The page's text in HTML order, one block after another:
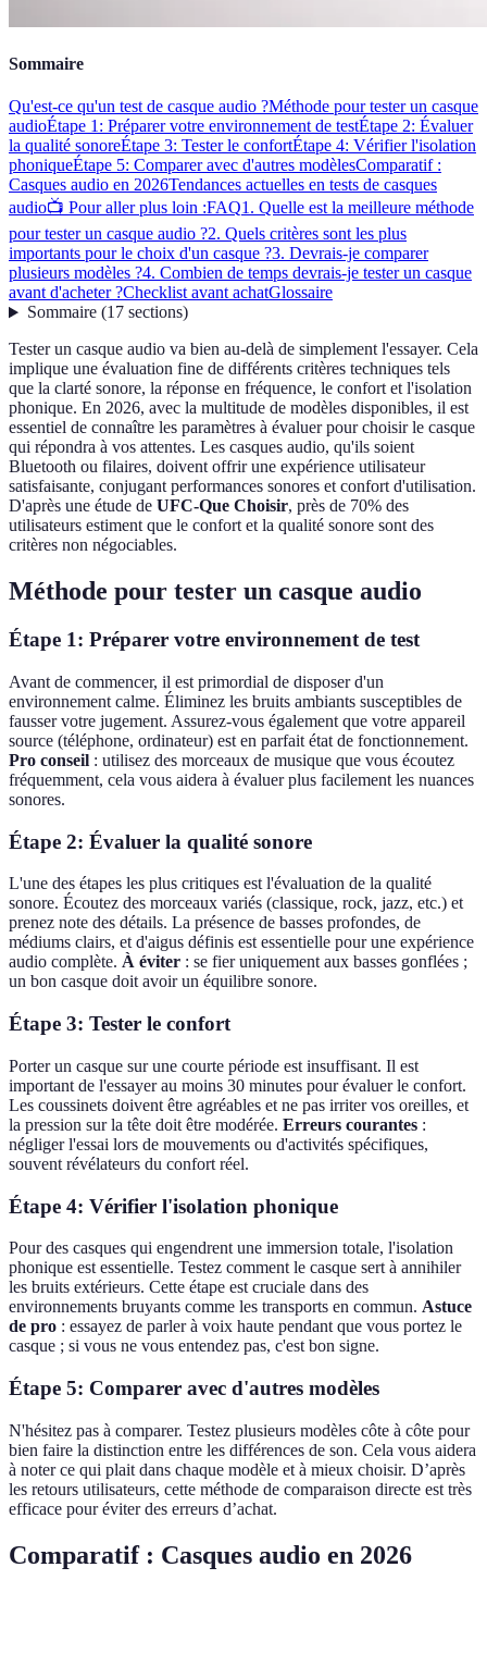
Sommaire
Qu'est-ce qu'un test de casque audio ?Méthode pour tester un casque
audioÉtape 1: Préparer votre environnement de testÉtape 2: Évaluer
la qualité sonoreÉtape 3: Tester le confortÉtape 4: Vérifier l'isolation
phoniqueÉtape 5: Comparer avec d'autres modèlesComparatif :
Casques audio en 2026Tendances actuelles en tests de casques
audio📺 Pour aller plus loin :FAQ1. Quelle est la meilleure méthode
pour tester un casque audio ?2. Quels critères sont les plus
importants pour le choix d'un casque ?3. Devrais-je comparer
plusieurs modèles ?4. Combien de temps devrais-je tester un casque
avant d'acheter ?Checklist avant achatGlossaire
Sommaire(17 sections)
Tester un casque audio va bien au-delà de simplement l'essayer. Cela
implique une évaluation fine de différents critères techniques tels
que la clarté sonore, la réponse en fréquence, le confort et l'isolation
phonique. En 2026, avec la multitude de modèles disponibles, il est
essentiel de connaître les paramètres à évaluer pour choisir le casque
qui répondra à vos attentes. Les casques audio, qu'ils soient
Bluetooth ou filaires, doivent offrir une expérience utilisateur
satisfaisante, conjugant performances sonores et confort d'utilisation.
D'après une étude de UFC-Que Choisir, près de 70% des
utilisateurs estiment que le confort et la qualité sonore sont des
critères non négociables.
Méthode pour tester un casque audio
Étape 1: Préparer votre environnement de test
Avant de commencer, il est primordial de disposer d'un
environnement calme. Éliminez les bruits ambiants susceptibles de
fausser votre jugement. Assurez-vous également que votre appareil
source (téléphone, ordinateur) est en parfait état de fonctionnement.
Pro conseil : utilisez des morceaux de musique que vous écoutez
fréquemment, cela vous aidera à évaluer plus facilement les nuances
sonores.
Étape 2: Évaluer la qualité sonore
L'une des étapes les plus critiques est l'évaluation de la qualité
sonore. Écoutez des morceaux variés (classique, rock, jazz, etc.) et
prenez note des détails. La présence de basses profondes, de
médiums clairs, et d'aigus définis est essentielle pour une expérience
audio complète. À éviter : se fier uniquement aux basses gonflées ;
un bon casque doit avoir un équilibre sonore.
Étape 3: Tester le confort
Porter un casque sur une courte période est insuffisant. Il est
important de l'essayer au moins 30 minutes pour évaluer le confort.
Les coussinets doivent être agréables et ne pas irriter vos oreilles, et
la pression sur la tête doit être modérée. Erreurs courantes :
négliger l'essai lors de mouvements ou d'activités spécifiques,
souvent révélateurs du confort réel.
Étape 4: Vérifier l'isolation phonique
Pour des casques qui engendrent une immersion totale, l'isolation
phonique est essentielle. Testez comment le casque sert à annihiler
les bruits extérieurs. Cette étape est cruciale dans des
environnements bruyants comme les transports en commun. Astuce
de pro : essayez de parler à voix haute pendant que vous portez le
casque ; si vous ne vous entendez pas, c'est bon signe.
Étape 5: Comparer avec d'autres modèles
N'hésitez pas à comparer. Testez plusieurs modèles côte à côte pour
bien faire la distinction entre les différences de son. Cela vous aidera
à noter ce qui plait dans chaque modèle et à mieux choisir. D’après
les retours utilisateurs, cette méthode de comparaison directe est très
efficace pour éviter des erreurs d’achat.
Comparatif : Casques audio en 2026